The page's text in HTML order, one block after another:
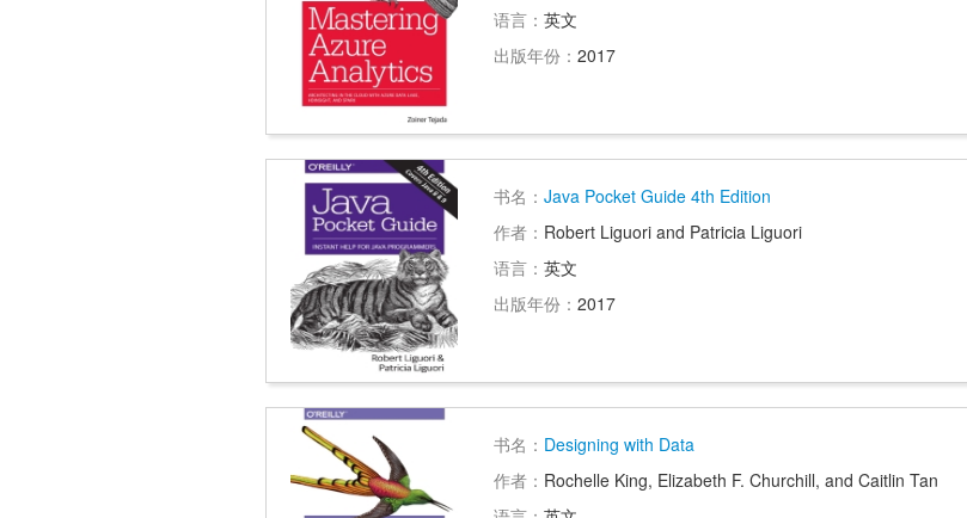
语言： 英文
出版年份： 2017
书名： Java Pocket Guide 4th Edition
作者： Robert Liguori and Patricia Liguori
语言： 英文
出版年份： 2017
书名： Designing with Data
作者： Rochelle King, Elizabeth F. Churchill, and Caitlin Tan